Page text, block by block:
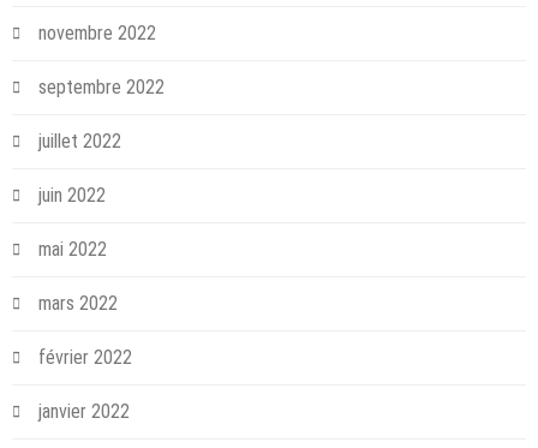
novembre 2022
septembre 2022
juillet 2022
juin 2022
mai 2022
mars 2022
février 2022
janvier 2022